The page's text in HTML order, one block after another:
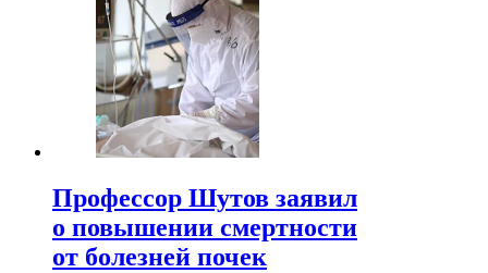
Профессор Шутов заявил
о повышении смертности
от болезней почек